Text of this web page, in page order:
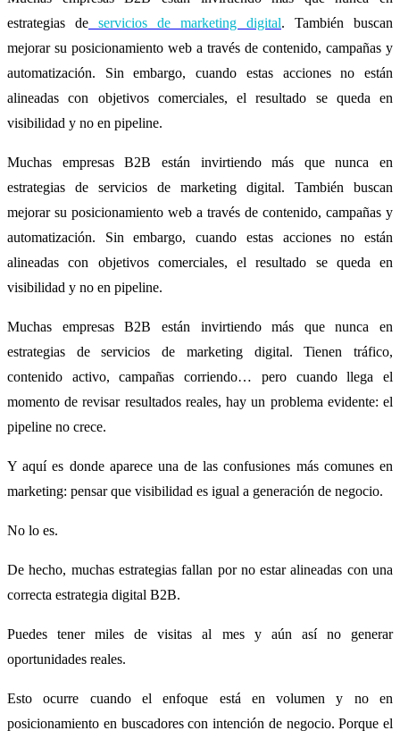
estrategias de
servicios de marketing digital. También buscan
mejorar su posicionamiento web a través de contenido, campañas y
automatización. Sin embargo, cuando estas acciones no están
alineadas con objetivos comerciales, el resultado se queda en
visibilidad y no en pipeline.
Muchas empresas B2B están invirtiendo más que nunca en
estrategias de servicios de marketing digital. También buscan
mejorar su posicionamiento web a través de contenido, campañas y
automatización. Sin embargo, cuando estas acciones no están
alineadas con objetivos comerciales, el resultado se queda en
visibilidad y no en pipeline.
Muchas empresas B2B están invirtiendo más que nunca en
estrategias de servicios de marketing digital. Tienen tráfico,
contenido activo, campañas corriendo… pero cuando llega el
momento de revisar resultados reales, hay un problema evidente: el
pipeline no crece.
Y aquí es donde aparece una de las confusiones más comunes en
marketing: pensar que visibilidad es igual a generación de negocio.
No lo es.
De hecho, muchas estrategias fallan por no estar alineadas con una
correcta estrategia digital B2B.
Puedes tener miles de visitas al mes y aún así no generar
oportunidades reales.
Esto ocurre cuando el enfoque está en volumen y no en
posicionamiento en buscadores con intención de negocio. Porque el